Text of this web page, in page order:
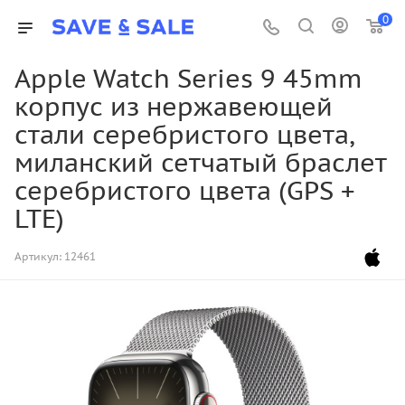
0
Apple Watch Series 9 45mm
корпус из нержавеющей
стали серебристого цвета,
миланский сетчатый браслет
серебристого цвета (GPS +
LTE)
Артикул: 12461